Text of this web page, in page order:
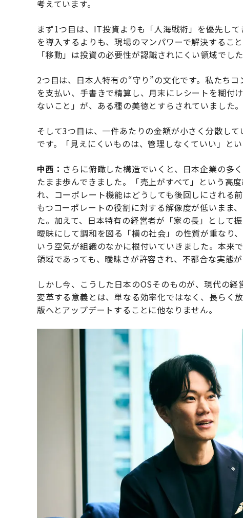
考えています。
まず1つ目は、IT投資よりも「人海戦術」を優先し
を導入するよりも、現場のマンパワーで解決するこ
「移動」は投資の必要性が認識されにくい領域でした
2つ目は、日本人特有の“守り”の文化です。私たち
を支払い、手書きで精算し、月末にレシートを糊付
ないこと」が、ある種の美徳とすらされていました。
そして3つ目は、一件あたりの金額が小さく分散し
です。「見えにくいものは、管理しなくていい」と
中西： さらに俯瞰した構造でいくと、日本企業の多
たまま歩んできました。「売上がすべて」という高
れ、コーポレート機能はどうしても後回しにされる
もつコーポレートの役割に対する解像度が低いまま
た。加えて、日本特有の経営者が「家の長」として
曖昧にして調和を図る「横の社会」の性質が重なり
いう空気が組織のなかに根付いていきました。本来
領域であっても、曖昧さが許容され、不都合な実態
しかし今、こうした日本のOSそのものが、現代の
変革する意義とは、単なる効率化ではなく、長らく
版へとアップデートすることに他なりません。